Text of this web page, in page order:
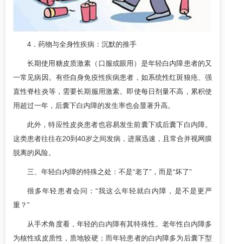
4．药物与全身性疾病：沉默的推手
长期使用糖皮质激素（口服或眼用）是年轻白内障患者的又
一常见病因。有些自身免疫性疾病患者，如系统性红斑狼疮、强
直性脊柱炎等，需要长期服用激素。即使每日剂量不高，累积使
用超过一年，后囊下白内障的发生率也会显著升高。
此外，特应性皮炎患者也容易发生前囊下或后囊下白内障。
这类患者往往在20到40岁之间发病，进展迅速，且常合并视网膜
脱离的风险。
三、年轻白内障的特殊之处：不是“老了”，而是“坏了”
很多年轻患者会问：“我这么年轻就白内障，是不是更严
重？”
从手术角度看，年轻的白内障有其特殊性。老年性白内障多
为核性或皮质性，质地较硬；而年轻患者的白内障多为后囊下型